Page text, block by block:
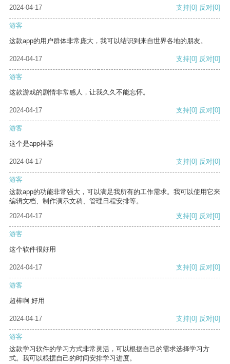
2024-04-17 支持[0] 反对[0]
游客
这款app的用户群体非常庞大，我可以结识到来自世界各地的朋友。
2024-04-17 支持[0] 反对[0]
游客
这款游戏的剧情非常感人，让我久久不能忘怀。
2024-04-17 支持[0] 反对[0]
游客
这个是app神器
2024-04-17 支持[0] 反对[0]
游客
这款app的功能非常强大，可以满足我所有的工作需求。我可以使用它来
编辑文档、制作演示文稿、管理日程安排等。
2024-04-17
支持[0] 反对[0]
游客
这个软件很好用
2024-04-17 支持[0] 反对[0]
游客
超棒啊 好用
2024-04-17 支持[0] 反对[0]
游客
这款学习软件的学习方式非常灵活，可以根据自己的需求选择学习方
式。我可以根据自己的时间安排学习进度。